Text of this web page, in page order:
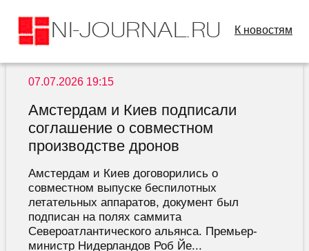
К новостям
07.07.2026 19:15
Амстердам и Киев подписали
соглашение о совместном
производстве дронов
Амстердам и Киев договорились о
совместном выпуске беспилотных
летательных аппаратов, документ был
подписан на полях саммита
Североатлантического альянса. Премьер-
министр Нидерландов Роб Йе...